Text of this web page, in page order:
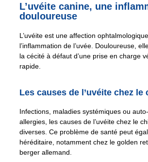
L’uvéite canine, une
douloureuse
L’uvéite est une affection
l’inflammation de l’uvée. Douloureuse,
la cécité à défaut d’une prise en charge
rapide.
Les causes de l’uvéite chez le
Infections, maladies systémiques ou
allergies, les causes de l’uvéite chez le
diverses. Ce problème de santé peut
héréditaire, notamment chez le golden
berger allemand.